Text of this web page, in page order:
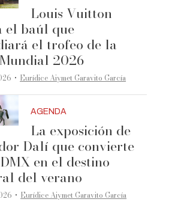
Louis Vuitton
el baúl que
el trofeo de la
2026
·Eurídice Aiymet Garavito García
AGENDA
La exposición de
Dalí que convierte
en el destino
del verano
·Eurídice Aiymet Garavito García